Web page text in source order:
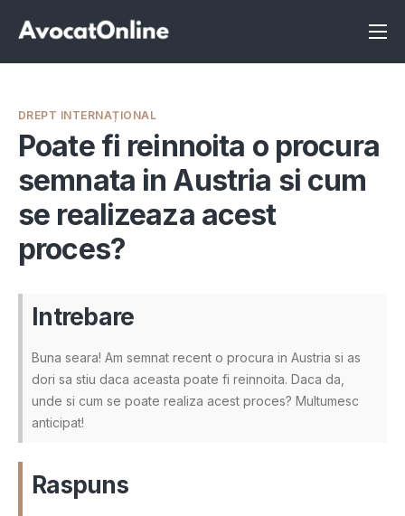
Înscrie-te ca avocat
Servicii
Despre noi
Programeaza consultanta
Intrebari
DREPT INTERNAȚIONAL
Poate fi reinnoita o procura
semnata in Austria si cum
se realizeaza acest
proces?
Intrebare
Buna seara! Am semnat recent o procura in Austria si as
dori sa stiu daca aceasta poate fi reinnoita. Daca da,
unde si cum se poate realiza acest proces? Multumesc
anticipat!
Raspuns